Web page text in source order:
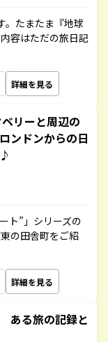
。たまたま『地球
容はただの旅日記
詳細を見る
リーと周辺の
ンドンからの日
ト”」シリーズの
の田舎町をご紹
詳細を見る
ある旅の記録と